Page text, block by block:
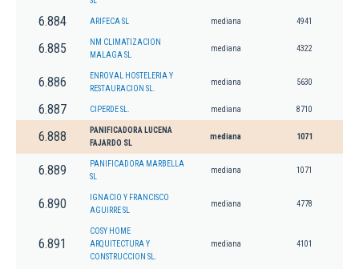
6.884 ARIFECA SL mediana 4941
6.885
NM CLIMATIZACION
MALAGA SL
mediana 4322
6.886
ENROVAL HOSTELERIA Y
RESTAURACION SL.
mediana 5630
6.887 CIPERDE SL. mediana 8710
6.888
PANIFICADORA LUCENA
FAJARDO SL
mediana 1071
6.889
PANIFICADORA MARBELLA
SL
mediana 1071
6.890
IGNACIO Y FRANCISCO
AGUIRRE SL
mediana 4778
6.891
COSY HOME
ARQUITECTURA Y
CONSTRUCCION SL.
mediana 4101